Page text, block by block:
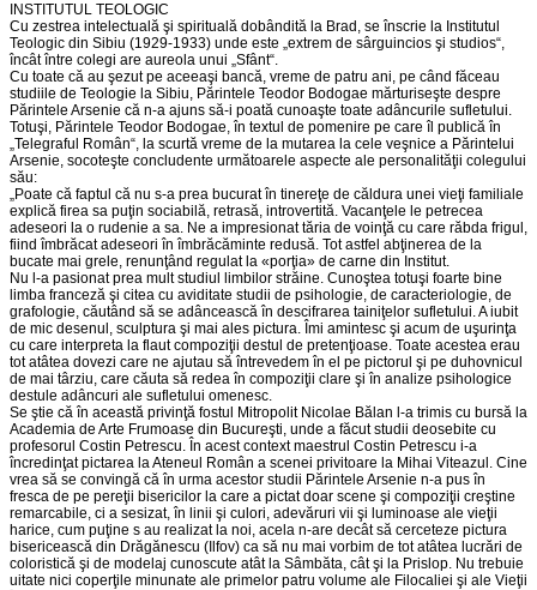
INSTITUTUL TEOLOGIC
Cu zestrea intelectuală şi spirituală dobândită la Brad, se înscrie la Institutul
Teologic din Sibiu (1929-1933) unde este „extrem de sârguincios şi studios“,
încât între colegi are aureola unui „Sfânt“.
Cu toate că au şezut pe aceeaşi bancă, vreme de patru ani, pe când făceau
studiile de Teologie la Sibiu, Părintele Teodor Bodogae mărturiseşte despre
Părintele Arsenie că n-a ajuns să-i poată cunoaşte toate adâncurile sufletului.
Totuşi, Părintele Teodor Bodogae, în textul de pomenire pe care îl publică în
„Telegraful Român“, la scurtă vreme de la mutarea la cele veşnice a Părintelui
Arsenie, socoteşte concludente următoarele aspecte ale personalităţii colegului
său:
„Poate că faptul că nu s-a prea bucurat în tinereţe de căldura unei vieţi familiale
explică firea sa puţin sociabilă, retrasă, introvertită. Vacanţele le petrecea
adeseori la o rudenie a sa. Ne a impresionat tăria de voinţă cu care răbda frigul,
fiind îmbrăcat adeseori în îmbrăcăminte redusă. Tot astfel abţinerea de la
bucate mai grele, renunţând regulat la «porţia» de carne din Institut.
Nu l-a pasionat prea mult studiul limbilor străine. Cunoştea totuşi foarte bine
limba franceză şi citea cu aviditate studii de psihologie, de caracteriologie, de
grafologie, căutând să se adâncească în descifrarea tainiţelor sufletului. A iubit
de mic desenul, sculptura şi mai ales pictura. Îmi amintesc şi acum de uşurinţa
cu care interpreta la flaut compoziţii destul de pretenţioase. Toate acestea erau
tot atâtea dovezi care ne ajutau să întrevedem în el pe pictorul şi pe duhovnicul
de mai târziu, care căuta să redea în compoziţii clare şi în analize psihologice
destule adâncuri ale sufletului omenesc.
Se ştie că în această privinţă fostul Mitropolit Nicolae Bălan l-a trimis cu bursă la
Academia de Arte Frumoase din Bucureşti, unde a făcut studii deosebite cu
profesorul Costin Petrescu. În acest context maestrul Costin Petrescu i-a
încredinţat pictarea la Ateneul Român a scenei privitoare la Mihai Viteazul. Cine
vrea să se convingă că în urma acestor studii Părintele Arsenie n-a pus în
fresca de pe pereţii bisericilor la care a pictat doar scene şi compoziţii creştine
remarcabile, ci a sesizat, în linii şi culori, adevăruri vii şi luminoase ale vieţii
harice, cum puţine s au realizat la noi, acela n-are decât să cerceteze pictura
bisericească din Drăgănescu (Ilfov) ca să nu mai vorbim de tot atâtea lucrări de
coloristică şi de modelaj cunoscute atât la Sâmbăta, cât şi la Prislop. Nu trebuie
uitate nici coperţile minunate ale primelor patru volume ale Filocaliei şi ale Vieţii